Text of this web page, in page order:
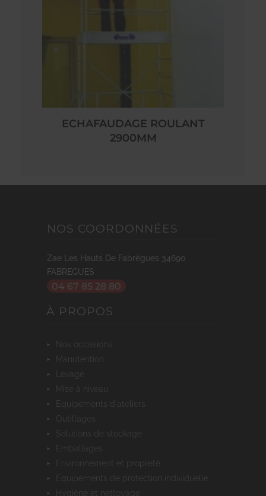
ECHAFAUDAGE ROULANT
2900MM
NOS COORDONNÉES
Zae Les Hauts De Fabrègues 34690
FABREGUES
04 67 85 28 80
À PROPOS
nos occasions
manutention
mise à niveau
equipements d'ateliers
outillages
solutions de stockage
emballages
environnement et propreté
equipements de protection individuelle
hygiène et nettoyage